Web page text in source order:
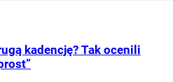
kadencję? Tak ocenili